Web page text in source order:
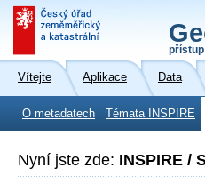
Vítejte Aplikace Data
O metadatech Témata INSPIRE
Nyní jste zde: INSPIRE /